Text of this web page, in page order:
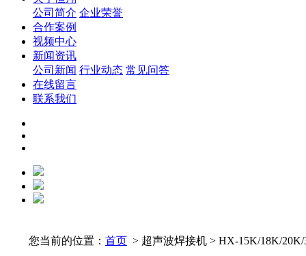
公司简介 企业荣誉
合作案例
视频中心
新闻资讯
公司新闻 行业动态 常见问答
在线留言
联系我们
您当前的位置： 首页 > 超声波焊接机 > HX-15K/18K/